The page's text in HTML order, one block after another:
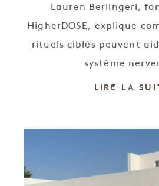
Lauren Berlingeri,
HigherDOSE, explique
rituels ciblés peuvent
système
LIRE LA